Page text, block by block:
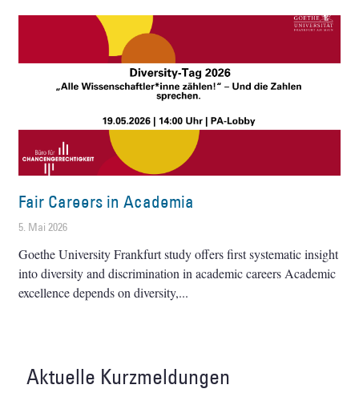
Fair Careers in Academia
5. Mai 2026
Goethe University Frankfurt study offers first systematic insight
into diversity and discrimination in academic careers Academic
excellence depends on diversity,
Aktuelle Kurzmeldungen